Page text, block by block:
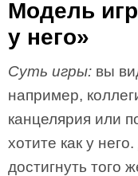
Модель
у него»
Суть игры: вы
например,
канцелярия или
хотите как у
достигнуть того